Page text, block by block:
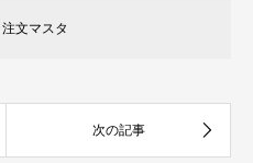
注文マスタ